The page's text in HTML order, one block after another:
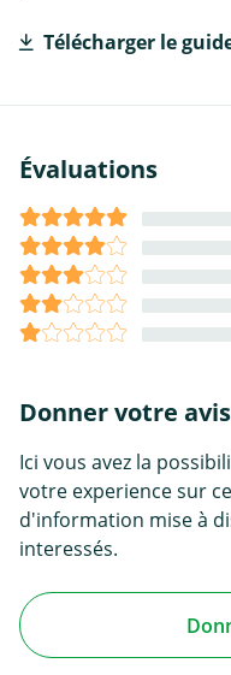
Télécharger le
Évaluations
Donner votre
Ici vous avez la
votre experience sur
d'information mise à
interessés.